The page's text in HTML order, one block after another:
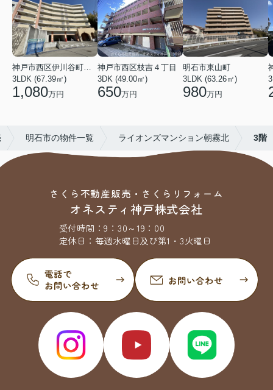
3LDK (67.39㎡)
1,080万円
神戸市西区枝吉４丁目
3DK (49.00㎡)
650万円
明石市東山町
3LDK (63.26㎡)
980万円
明石市の物件一覧 ライオンズマンション朝霧北 3階
さくら不動産販売・さくらリフォーム
オネスティ神戸株式会社
受付時間：9：30～19：00
定休日： 毎週水曜日及び第1・3火曜日